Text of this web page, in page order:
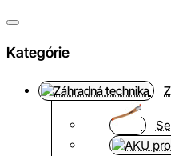
Kategórie